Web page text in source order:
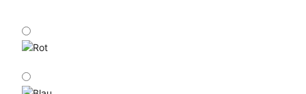
Schwarz
Rot